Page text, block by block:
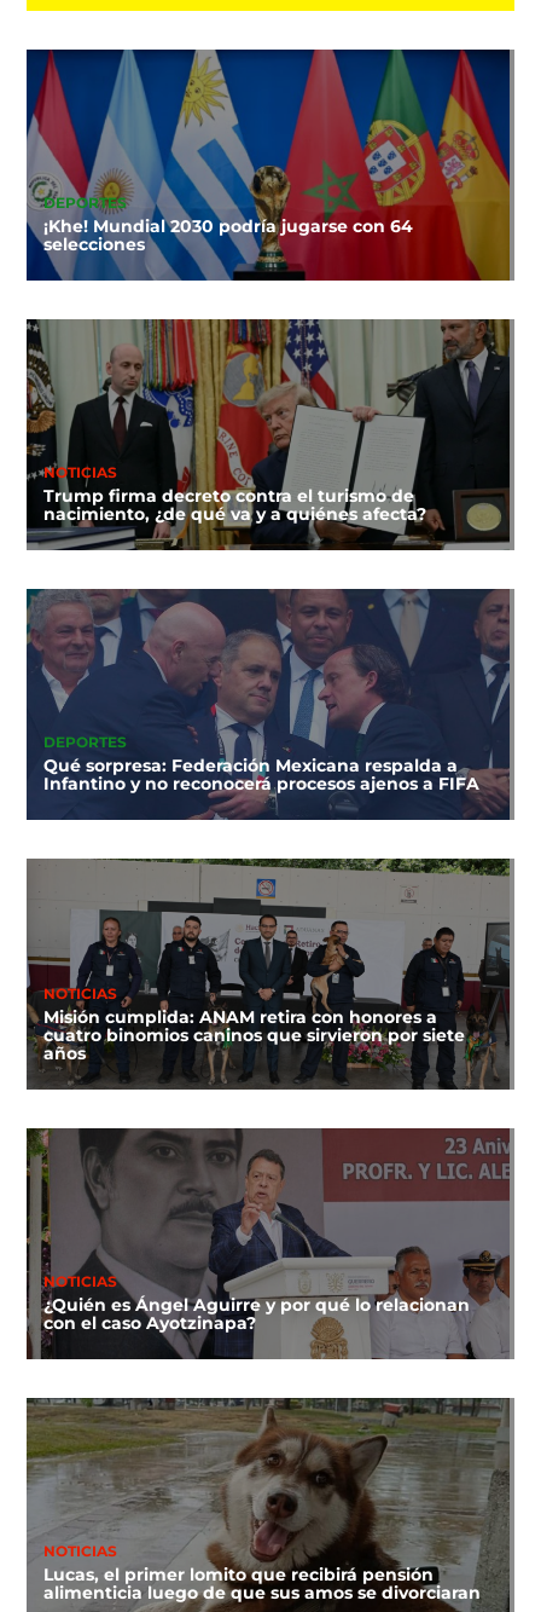
DEPORTES
¡Khe! Mundial 2030 podría jugarse con 64
selecciones
NOTICIAS
Trump firma decreto contra el turismo de
nacimiento, ¿de qué va y a quiénes afecta?
DEPORTES
Qué sorpresa: Federación Mexicana respalda a
Infantino y no reconocerá procesos ajenos a FIFA
NOTICIAS
Misión cumplida: ANAM retira con honores a
cuatro binomios caninos que sirvieron por siete
años
NOTICIAS
¿Quién es Ángel Aguirre y por qué lo relacionan
con el caso Ayotzinapa?
NOTICIAS
Lucas, el primer lomito que recibirá pensión
alimenticia luego de que sus amos se divorciaran